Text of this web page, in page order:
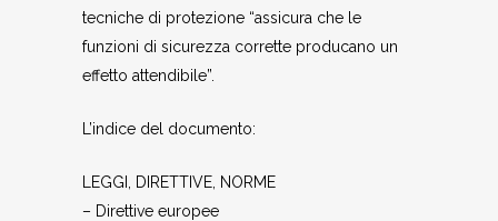
tecniche di protezione “assicura che le
funzioni di sicurezza corrette producano un
effetto attendibile”.
L’indice del documento:
LEGGI, DIRETTIVE, NORME
– Direttive europee